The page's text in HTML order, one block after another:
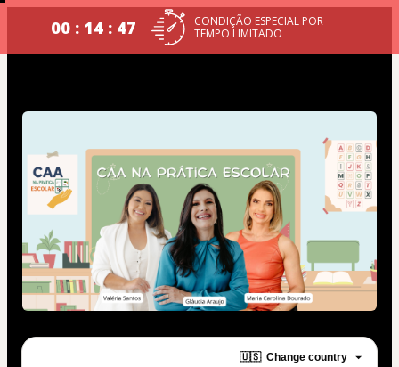
00 : 14 : 46
CONDIÇÃO ESPECIAL POR
TEMPO LIMITADO
🇺🇸 Change country